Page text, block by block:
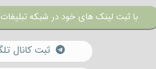
با ثبت لینک های خود در شبکه
ثبت کانال